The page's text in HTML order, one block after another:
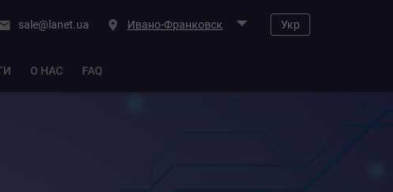
sale@lanet.ua Ивано-Франковск Укр
О НАС FAQ